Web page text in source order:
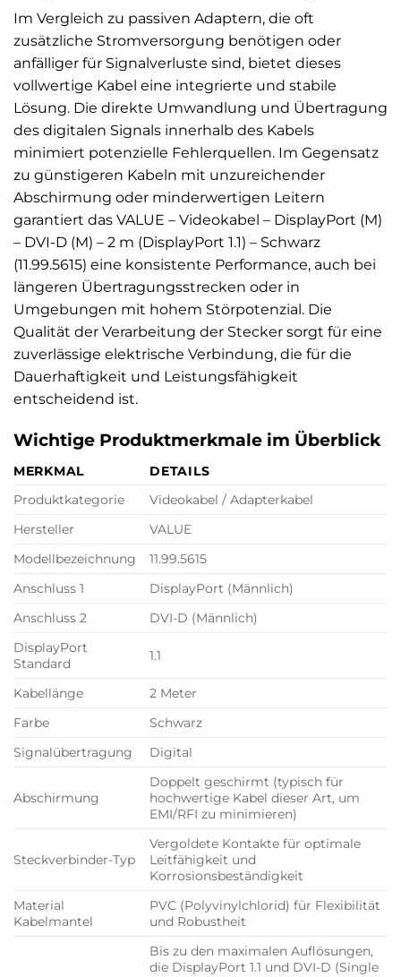
Im Vergleich zu passiven Adaptern, die oft
zusätzliche Stromversorgung benötigen oder
anfälliger für Signalverluste sind, bietet dieses
vollwertige Kabel eine integrierte und stabile
Lösung. Die direkte Umwandlung und Übertragung
des digitalen Signals innerhalb des Kabels
minimiert potenzielle Fehlerquellen. Im Gegensatz
zu günstigeren Kabeln mit unzureichender
Abschirmung oder minderwertigen Leitern
garantiert das VALUE – Videokabel – DisplayPort (M)
– DVI-D (M) – 2 m (DisplayPort 1.1) – Schwarz
(11.99.5615) eine konsistente Performance, auch bei
längeren Übertragungsstrecken oder in
Umgebungen mit hohem Störpotenzial. Die
Qualität der Verarbeitung der Stecker sorgt für eine
zuverlässige elektrische Verbindung, die für die
Dauerhaftigkeit und Leistungsfähigkeit
entscheidend ist.
Wichtige Produktmerkmale im Überblick
MERKMAL
DETAILS
Produktkategorie
Videokabel / Adapterkabel
Hersteller
VALUE
Modellbezeichnung
11.99.5615
Anschluss 1
DisplayPort (Männlich)
Anschluss 2
DVI-D (Männlich)
DisplayPort
Standard
1.1
Kabellänge
2 Meter
Farbe
Schwarz
Signalübertragung
Digital
Abschirmung
Doppelt geschirmt (typisch für
hochwertige Kabel dieser Art, um
EMI/RFI zu minimieren)
Steckverbinder-Typ
Vergoldete Kontakte für optimale
Leitfähigkeit und
Korrosionsbeständigkeit
Material
Kabelmantel
PVC (Polyvinylchlorid) für Flexibilität
und Robustheit
Bis zu den maximalen Auflösungen,
die DisplayPort 1.1 und DVI-D (Single